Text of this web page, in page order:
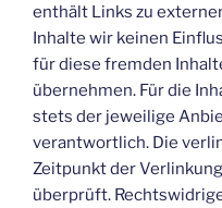
enthält Links zu
Inhalte wir keinen
für diese fremden
übernehmen. Für die
stets der jeweilige
verantwortlich. Die
Zeitpunkt der
überprüft.